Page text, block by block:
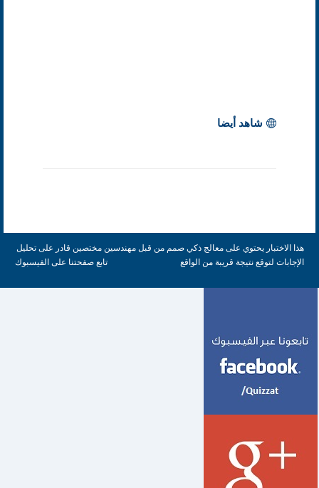
شاهد أيضا
هذا الاختبار يحتوي على معالج ذكي صمم من قبل مهندسين مختصين قادر على تحليل
الإجابات لتوقع نتيجة قريبة من الواقع
تابع صفحتنا على الفيسبوك